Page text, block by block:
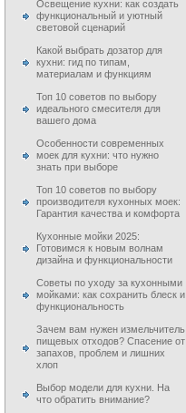
Освещение кухни: как создать
функциональный и уютный
световой сценарий
Какой выбрать дозатор для
кухни: гид по типам,
материалам и функциям
Топ 10 советов по выбору
идеального смесителя для
вашего дома
Особенности современных
моек для кухни: что нужно
знать при выборе
Топ 10 советов по выбору
производителя кухонных моек:
Гарантия качества и комфорта
Кухонные мойки 2025:
Готовимся к новым волнам
дизайна и функциональности
Советы по уходу за кухонными
мойками: как сохранить блеск и
функциональность
Зачем вам нужен измельчитель
пищевых отходов? Спасение от
запахов, проблем и лишних
хлоп
Выбор модели для кухни. На
что обратить внимание?